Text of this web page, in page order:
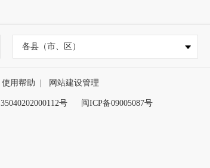
各县（市、区）
使用帮助 网站建设管理
35040202000112号 闽ICP备09005087号